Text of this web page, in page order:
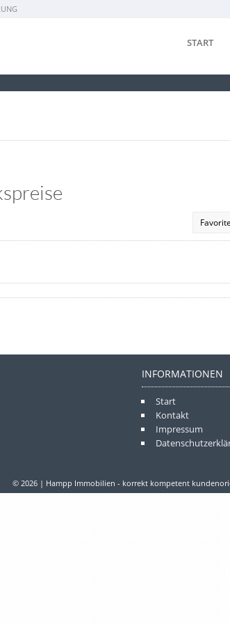
START
INFORMATIONEN
Start
Kontakt
Impressum
© 2026 | Hampp Immobilien - korrekt kompetent